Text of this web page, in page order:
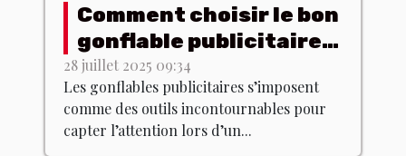
Comment choisir le bon
gonflable publicitaire
pour votre événement
?
28 juillet 2025 09:34
Les gonflables publicitaires s’imposent
comme des outils incontournables pour
capter l’attention lors d’un...